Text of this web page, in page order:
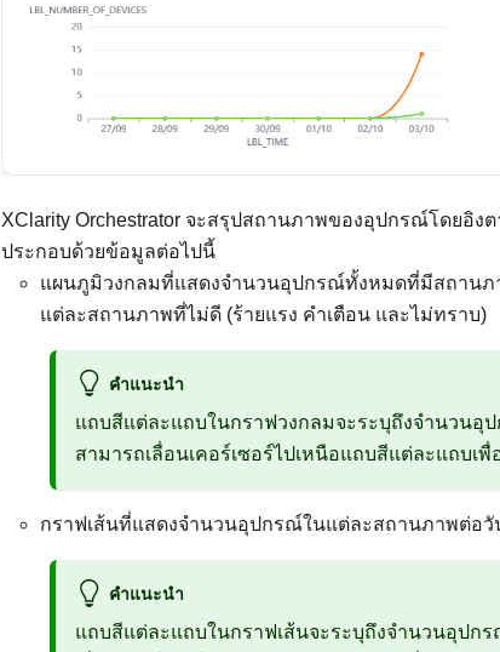
XClarity Orchestrator จะสรุปสถานภาพของอุปกรณ์โดยอิง
ประกอบด้วยข้อมูลต่อไปนี้
แผนภูมิวงกลมที่แสดงจำนวนอุปกรณ์ทั้งหมดที่มีสถานภ
แต่ละสถานภาพที่ไม่ดี (ร้ายแรง คำเตือน และไม่ทราบ)
คำแนะนำ
แถบสีแต่ละแถบในกราฟวงกลมจะระบุถึงจำนวน
สามารถเลื่อนเคอร์เซอร์ไปเหนือแถบสีแต่ละแถบเ
กราฟเส้นที่แสดงจำนวนอุปกรณ์ในแต่ละสถานภาพต่อ
คำแนะนำ
แถบสีแต่ละแถบในกราฟเส้นจะระบุถึงจำนวนอุป